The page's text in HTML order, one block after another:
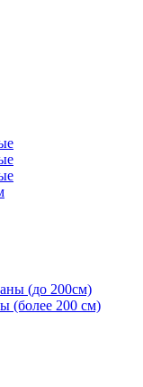
(до 200см)
(более 200 см)